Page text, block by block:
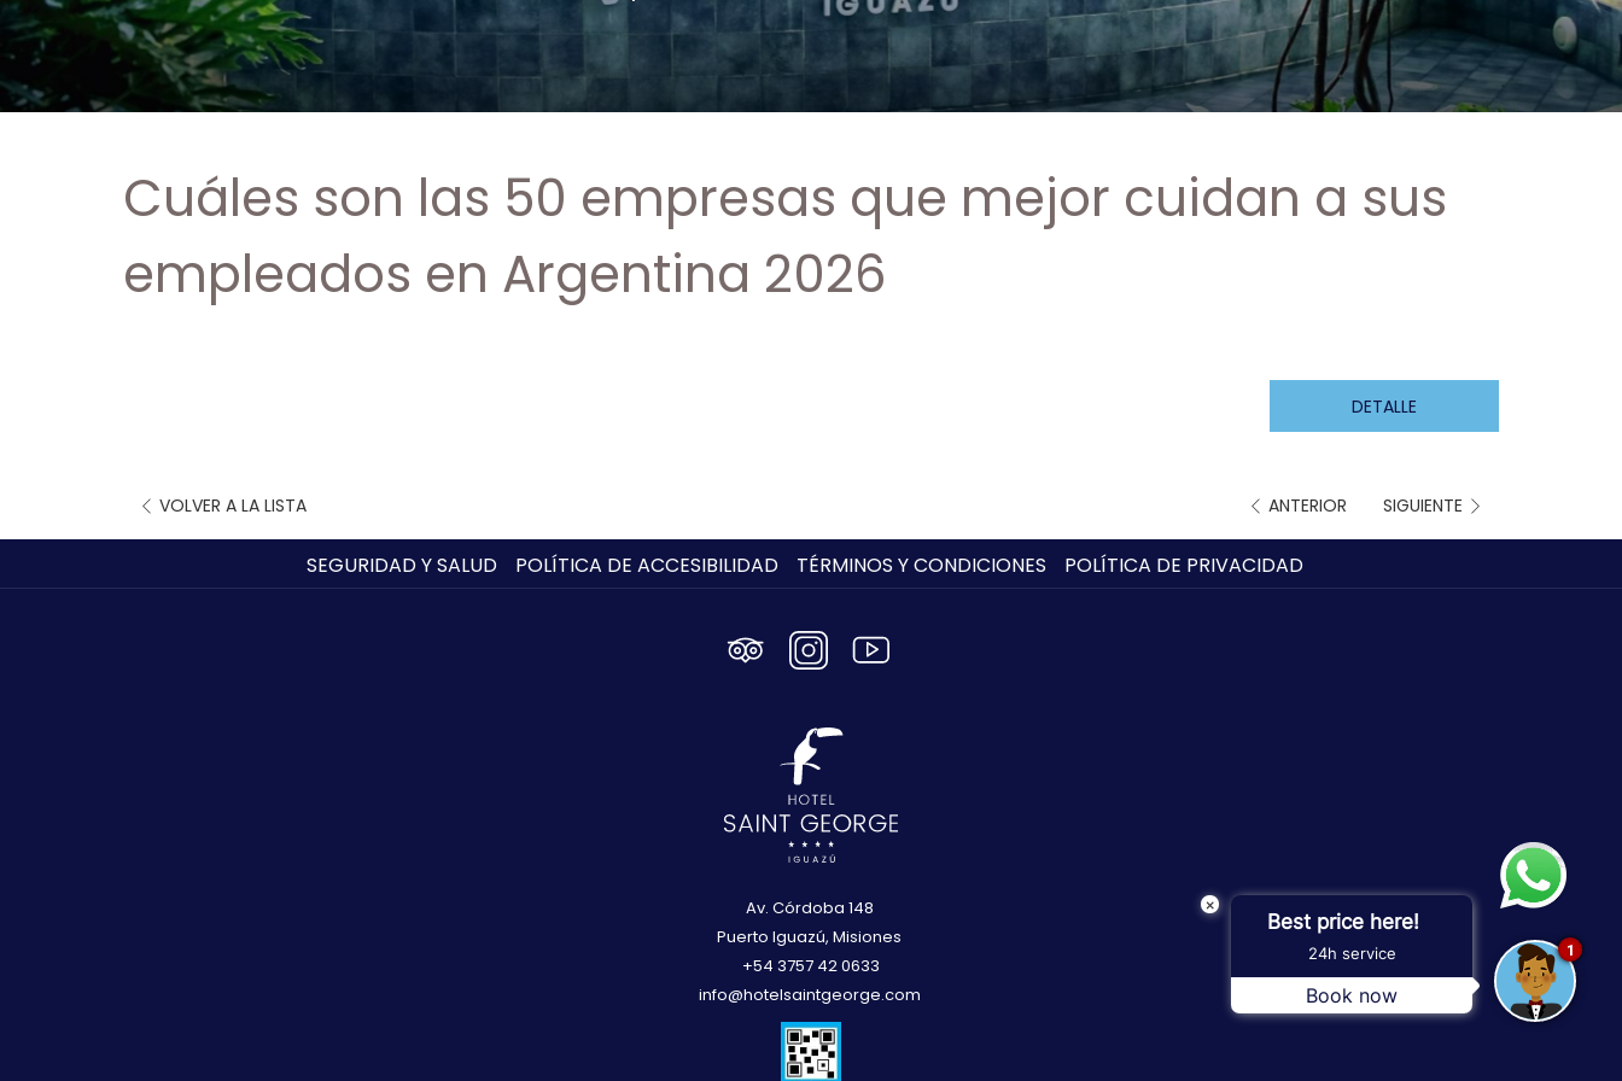
Cuáles son las 50 empresas que mejor cuidan a sus
empleados en Argentina 2026
DETALLE
VOLVER A LA LISTAABRE
UNA
NUEVA
ANTERIOR SIGUIENTE
SEGURIDAD Y SALUD POLÍTICA DE ACCESIBILIDAD TÉRMINOS Y CONDICIONES POLÍTICA DE PRIVACIDAD
Av. Córdoba 148
Puerto Iguazú, Misiones
+54 3757 42 0633
info@hotelsaintgeorge.com
×
Best price here!
24h service
Book now
1